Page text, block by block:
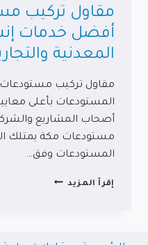
مقاول تركيب
أفضل خدمات
المعدنية
مقاول تركيب
المستودعات بأعلى
أصحاب المشاريع
مستودعات مكة يمتلك
المستودعات وفق…
إقرأ المزيد مقاول